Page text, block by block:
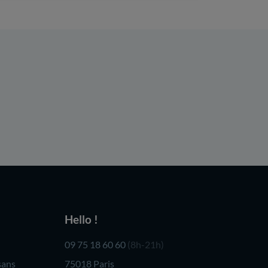
Hello !
09 75 18 60 60 (8h-21h)
75018 Paris